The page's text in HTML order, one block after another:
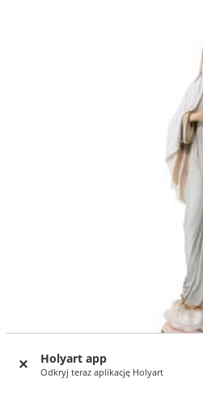
Holyart app
Odkryj teraz aplikację Holyart